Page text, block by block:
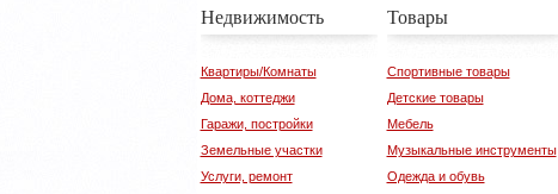
Недвижимость
Квартиры/Комнаты
Дома, коттеджи
Гаражи, постройки
Земельные участки
Услуги, ремонт
Товары
Спортивные товары
Детские товары
Мебель
Музыкальные инструменты
Одежда и обувь